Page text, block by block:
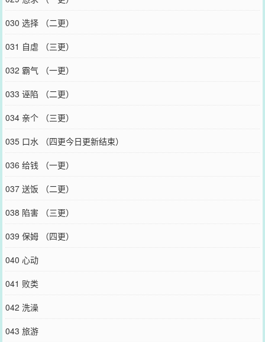
030 选择 （二更）
031 自虐 （三更）
032 霸气 （一更）
033 诬陷 （二更）
034 亲个 （三更）
035 口水 （四更今日更新结束）
036 给钱 （一更）
037 送饭 （二更）
038 陷害 （三更）
039 保姆 （四更）
040 心动
041 败类
042 洗澡
043 旅游